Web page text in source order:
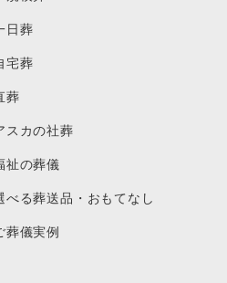
日葬
宅葬
葬
スカの社葬
祉の葬儀
べる葬送品・おもてなし
葬儀実例